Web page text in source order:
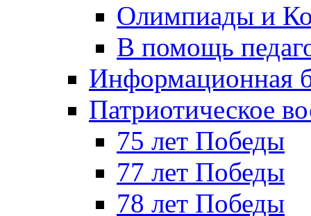
Олимпиады и
В помощь
Информационная
Патриотическое
75 лет Победы
77 лет Победы
78 лет Победы